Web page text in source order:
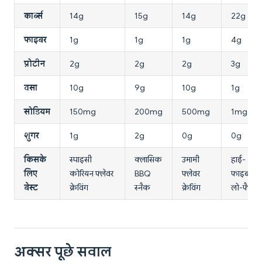
कार्ब्स 14g 15g 14g 22g
फाइबर 1g 1g 1g 4g
प्रोटीन 2g 2g 2g 3g
वसा 10g 9g 10g 1g
सोडियम 150mg 200mg 500mg 1mg
शुगर 1g 2g 0g 0g
किसके
लिए
बेस्ट
स्पाइसी
कोरियन फ्लेवर
क्रेविंग
क्लासिक
BBQ
स्नैक
उमामी
फ्लेवर
क्रेविंग
हाई-
फाइबर,
लो-फैट
अक्सर पूछे सवाल